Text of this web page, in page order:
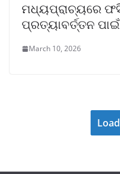
ମଧ୍ୟପ୍ରାଚ୍ୟରେ
ପ୍ରତ୍ୟାବର୍ତ୍ତନ
March 10, 2026